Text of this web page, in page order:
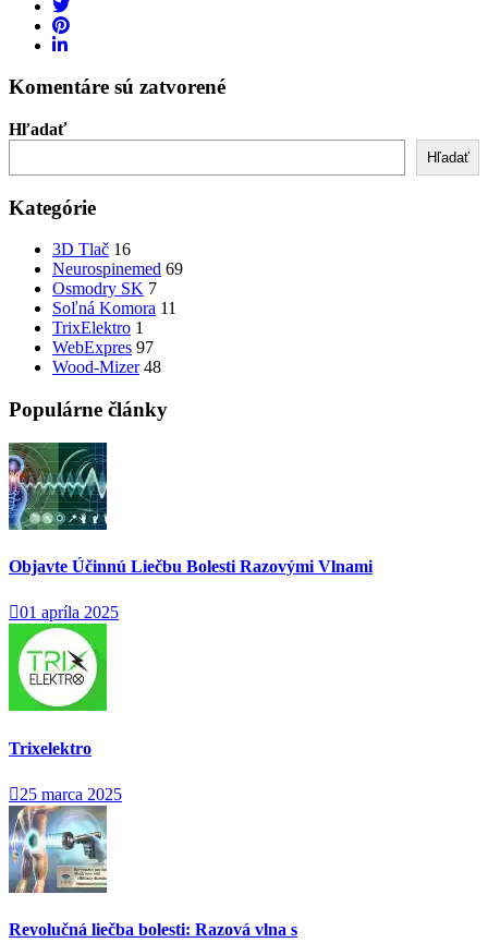
Komentáre sú zatvorené
Hľadať
Hľadať
Kategórie
3D Tlač 16
Neurospinemed 69
Osmodry SK 7
Soľná Komora 11
TrixElektro 1
WebExpres 97
Wood-Mizer 48
Populárne články
Objavte Účinnú Liečbu Bolesti Razovými Vlnami
01 apríla 2025
Trixelektro
25 marca 2025
Revolučná liečba bolesti: Razová vlna s